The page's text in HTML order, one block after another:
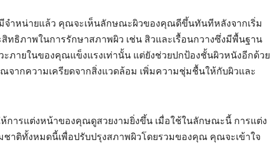
จำหน่ายแล้ว คุณจะเห็นลักษณะผิวของคุณดีขึ้นทันทีหลังจากเริ่ม
ทธิภาพในการรักษาสภาพผิว เช่น สิวและเรื้อนกวางซึ่งมีพื้นฐาน
ะภายในของคุณแข็งแรงเท่านั้น แต่ยังช่วยปกป้องชั้นผิวหนังอีกด้วย
จากความเครียดจากสิ่งแวดล้อม เพิ่มความชุ่มชื้นให้กับผิวและ
การแต่งหน้าของคุณดูสวยงามยิ่งขึ้น เมื่อใช้ในลักษณะนี้ การแต่ง
าติทั้งหมดนี้เพื่อปรับปรุงสภาพผิวโดยรวมของคุณ คุณจะเข้าใจ